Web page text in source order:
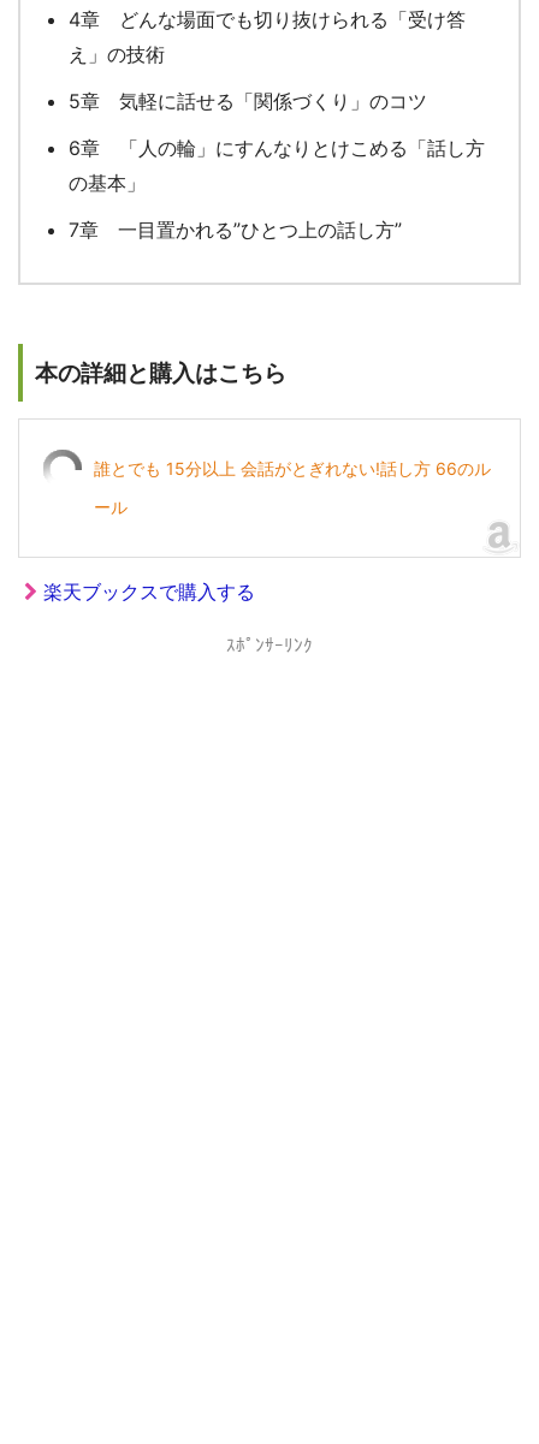
4章 どんな場面でも切り抜けられる「受け答
え」の技術
5章 気軽に話せる「関係づくり」のコツ
6章 「人の輪」にすんなりとけこめる「話し方
の基本」
7章 一目置かれる”ひとつ上の話し方”
本の詳細と購入はこちら
誰とでも 15分以上 会話がとぎれない!話し方 66のル
ール
楽天ブックスで購入する
ｽﾎﾟﾝｻｰﾘﾝｸ